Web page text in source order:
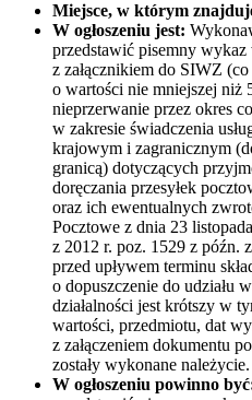
Miejsce, w którym
W ogłoszeniu jest:
przedstawić pisemny
z załącznikiem do SIWZ
o wartości nie mniejszej niż
nieprzerwanie przez okres
w zakresie świadczenia
krajowym i zagranicznym
granicą) dotyczących
doręczania przesyłek
oraz ich ewentualnych
Pocztowe z dnia 23
z 2012 r. poz. 1529 z późn.
przed upływem terminu
o dopuszczenie do udziału
działalności jest krótszy w
wartości, przedmiotu, dat
z załączeniem dokumentu
zostały wykonane należycie.
W ogłoszeniu powinno